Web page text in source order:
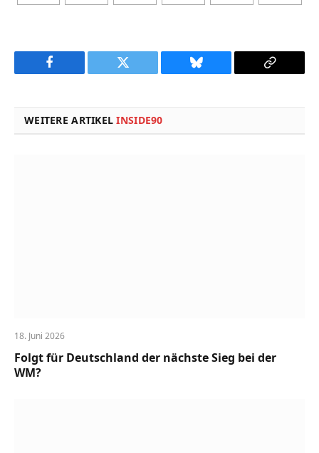
Facebook Twitter Bluesky
Copy
WEITERE ARTIKELINSIDE90
18. Juni 2026
Folgt für Deutschland der nächste Sieg bei der
WM?